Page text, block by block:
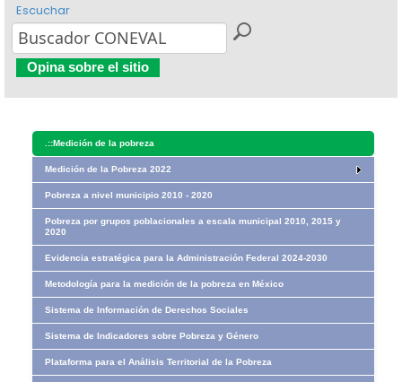
Escuchar
Opina sobre el sitio
.::Medición de la pobreza
Medición de la Pobreza 2022
Pobreza a nivel municipio 2010 - 2020
Pobreza por grupos poblacionales a escala municipal 2010, 2015 y
2020
Evidencia estratégica para la Administración Federal 2024-2030
Metodología para la medición de la pobreza en México
Sistema de Información de Derechos Sociales
Sistema de Indicadores sobre Pobreza y Género
Plataforma para el Análisis Territorial de la Pobreza